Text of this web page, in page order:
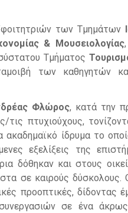
των Τμημάτων
& Μουσειολογίας,
Τμήματος
των καθηγητών
Φλώρος, κατά την
πτυχιούχους,
ίδρυμα το
εξελίξεις της
δόθηκαν και στους
σε καιρούς
προοπτικές, δίδοντας
σε ένα άκρως